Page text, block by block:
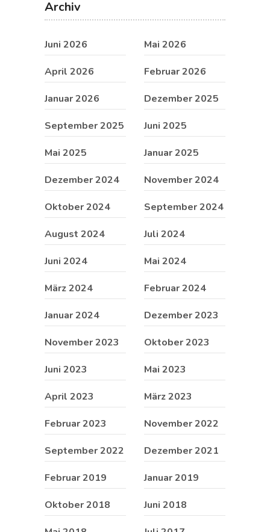
Archiv
Juni 2026 Mai 2026
April 2026 Februar 2026
Januar 2026 Dezember 2025
September 2025 Juni 2025
Mai 2025 Januar 2025
Dezember 2024 November 2024
Oktober 2024 September 2024
August 2024 Juli 2024
Juni 2024 Mai 2024
März 2024 Februar 2024
Januar 2024 Dezember 2023
November 2023 Oktober 2023
Juni 2023 Mai 2023
April 2023 März 2023
Februar 2023 November 2022
September 2022 Dezember 2021
Februar 2019 Januar 2019
Oktober 2018 Juni 2018